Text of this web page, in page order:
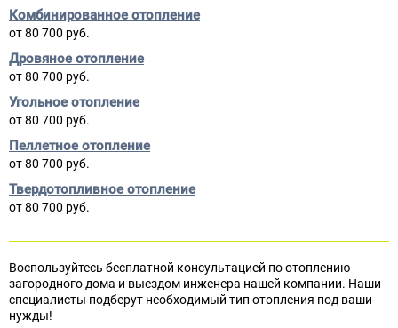
Комбинированное отопление
от 80 700 руб.
Дровяное отопление
от 80 700 руб.
Угольное отопление
от 80 700 руб.
Пеллетное отопление
от 80 700 руб.
Твердотопливное отопление
от 80 700 руб.
Воспользуйтесь бесплатной консультацией по отоплению
загородного дома и выездом инженера нашей компании. Наши
специалисты подберут необходимый тип отопления под ваши
нужды!